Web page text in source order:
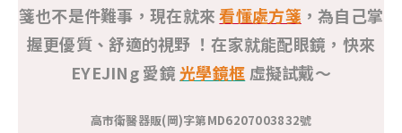
箋也不是件難事，現在就來看懂處方箋 ，為自己掌
握更優質、舒適的視野 ！在家就能配眼鏡，快來
EYEJINg 愛鏡光學鏡框虛擬試戴～
高市衛醫器販(岡)字第MD6207003832號